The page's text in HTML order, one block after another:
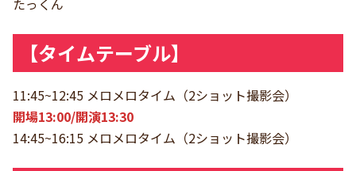
【タイムテーブル】
11:45~12:45 メロメロタイム（2ショット撮影会）
開場13:00/開演13:30
14:45~16:15 メロメロタイム（2ショット撮影会）